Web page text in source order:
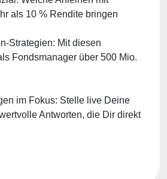
als 10 % Rendite bringen
Strategien: Mit diesen
Fondsmanager über 500 Mio.
im Fokus: Stelle live Deine
Antworten, die Dir direkt